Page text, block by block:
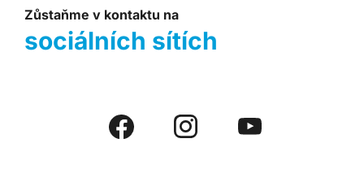
Zůstaňme v kontaktu na
sociálních sítích